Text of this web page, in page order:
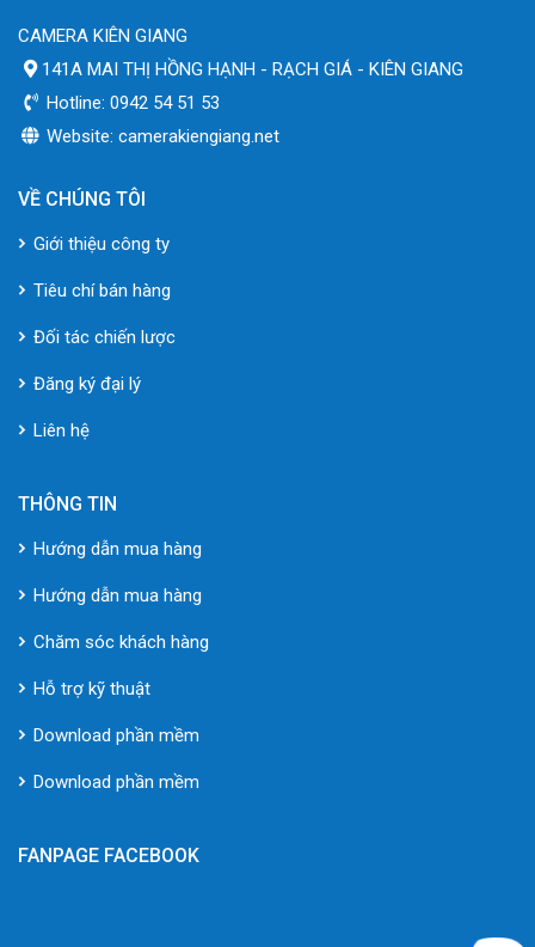
CAMERA KIÊN GIANG
141A MAI THỊ HỒNG HẠNH - RẠCH GIÁ - KIÊN GIANG
Hotline: 0942 54 51 53
Website: camerakiengiang.net
VỀ CHÚNG TÔI
Giới thiệu công ty
Tiêu chí bán hàng
Đối tác chiến lược
Đăng ký đại lý
Liên hệ
THÔNG TIN
Hướng dẫn mua hàng
Hướng dẫn mua hàng
Chăm sóc khách hàng
Hỗ trợ kỹ thuật
Download phần mềm
Download phần mềm
FANPAGE FACEBOOK